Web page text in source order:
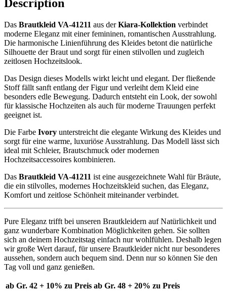
Description
Das Brautkleid VA-41211 aus derKiara-Kollektion verbindet
moderne Eleganz mit einer femininen, romantischen Ausstrahlung.
Die harmonische Linienführung des Kleides betont die natürliche
Silhouette der Braut und sorgt für einen stilvollen und zugleich
zeitlosen Hochzeitslook.
Das Design dieses Modells wirkt leicht und elegant. Der fließende
Stoff fällt sanft entlang der Figur und verleiht dem Kleid eine
besonders edle Bewegung. Dadurch entsteht ein Look, der sowohl
für klassische Hochzeiten als auch für moderne Trauungen perfekt
geeignet ist.
Die Farbe Ivory unterstreicht die elegante Wirkung des Kleides und
sorgt für eine warme, luxuriöse Ausstrahlung. Das Modell lässt sich
ideal mit Schleier, Brautschmuck oder modernen
Hochzeitsaccessoires kombinieren.
Das Brautkleid VA-41211 ist eine ausgezeichnete Wahl für Bräute,
die ein stilvolles, modernes Hochzeitskleid suchen, das Eleganz,
Komfort und zeitlose Schönheit miteinander verbindet.
Pure Eleganz trifft bei unseren Brautkleidern auf Natürlichkeit und
ganz wunderbare Kombination Möglichkeiten gehen. Sie sollten
sich an deinem Hochzeitstag einfach nur wohlfühlen. Deshalb legen
wir große Wert darauf, für unsere Brautkleider nicht nur besonderes
aussehen, sondern auch bequem sind. Denn nur so können Sie den
Tag voll und ganz genießen.
ab Gr. 42 + 10% zu Preis ab Gr. 48 + 20% zu Preis